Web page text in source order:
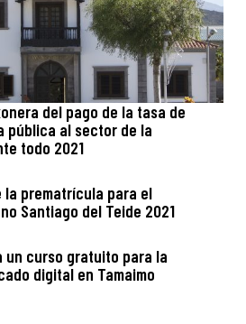
del pago de la tasa de
pública al sector de la
todo 2021
la prematrícula para el
Santiago del Teide 2021
un curso gratuito para la
digital en Tamaimo